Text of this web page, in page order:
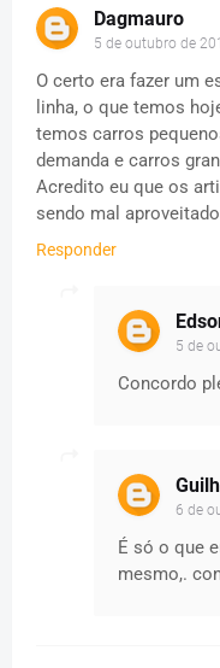
Dagmauro
5 de outubro de
O certo era fazer um
linha, o que temos
temos carros
demanda e carros
Acredito eu que os
sendo mal
Responder
5 de
Concordo
6 de
É só o que
mesmo,.